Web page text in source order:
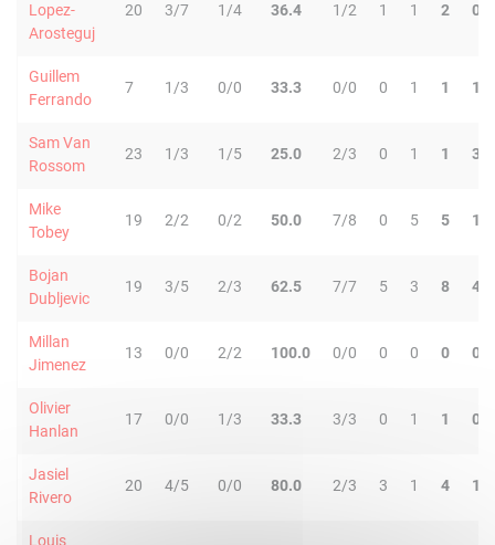
Lopez-
Arosteguj
20 3/7 1/4 36.4 1/2 1 1 2 0
Guillem
Ferrando
7 1/3 0/0 33.3 0/0 0 1 1 1
Sam Van
Rossom
23 1/3 1/5 25.0 2/3 0 1 1 3
Mike
Tobey
19 2/2 0/2 50.0 7/8 0 5 5 1
Bojan
Dubljevic
19 3/5 2/3 62.5 7/7 5 3 8 4
Millan
Jimenez
13 0/0 2/2 100.0 0/0 0 0 0 0
Olivier
Hanlan
17 0/0 1/3 33.3 3/3 0 1 1 0
Jasiel
Rivero
20 4/5 0/0 80.0 2/3 3 1 4 1
Louis